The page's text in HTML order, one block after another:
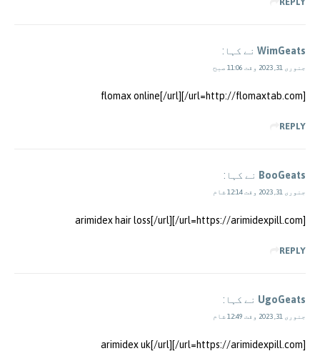
WimGeats نے کہا:
جنوری 31, 2023 وقت 11:06 صبح
[url=http://flomaxtab.com/]flomax online[/url]
REPLY
BooGeats نے کہا:
جنوری 31, 2023 وقت 12:14 شام
[url=https://arimidexpill.com/]arimidex hair loss[/url]
REPLY
UgoGeats نے کہا:
جنوری 31, 2023 وقت 12:49 شام
[url=https://arimidexpill.com/]arimidex uk[/url]